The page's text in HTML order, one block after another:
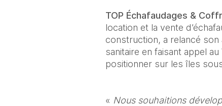
TOP Échafaudages &
location et la vente
construction, a relancé
sanitaire en faisant appel
positionner sur les îles
« Nous souhaitions